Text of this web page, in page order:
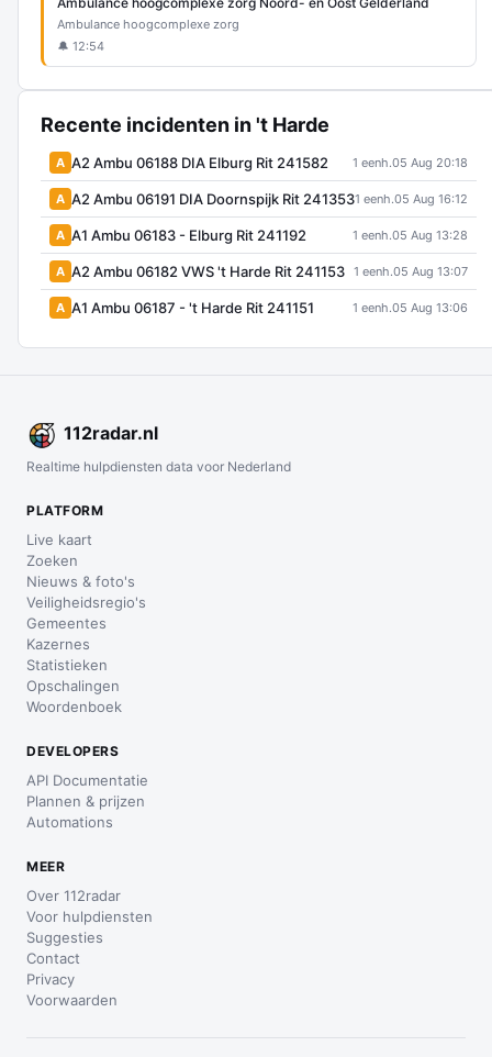
Ambulance hoogcomplexe zorg
🔔 12:54
Recente incidenten in 't Harde
A A2 Ambu 06188 DIA Elburg Rit 241582 1 eenh.05 Aug 20:18
A A2 Ambu 06191 DIA Doornspijk Rit 2413531 eenh.05 Aug 16:12
A A1 Ambu 06183 - Elburg Rit 241192 1 eenh.05 Aug 13:28
A A2 Ambu 06182 VWS 't Harde Rit 241153 1 eenh.05 Aug 13:07
A A1 Ambu 06187 - 't Harde Rit 241151 1 eenh.05 Aug 13:06
112radar.nl
Realtime hulpdiensten data voor Nederland
PLATFORM
Live kaart
Zoeken
Nieuws & foto's
Veiligheidsregio's
Gemeentes
Kazernes
Statistieken
Opschalingen
Woordenboek
DEVELOPERS
API Documentatie
Plannen & prijzen
Automations
MEER
Over 112radar
Voor hulpdiensten
Suggesties
Contact
Privacy
Voorwaarden